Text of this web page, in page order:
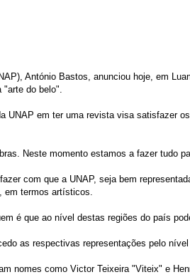
António Bastos, anunciou hoje, em
do belo".
UNAP em ter uma revista visa satisfazer
Neste momento estamos a fazer tudo
com que a UNAP, seja bem
em termos artísticos.
é que ao nível destas regiões do país
as respectivas representações pelo
nomes como Victor Teixeira "Viteix" e